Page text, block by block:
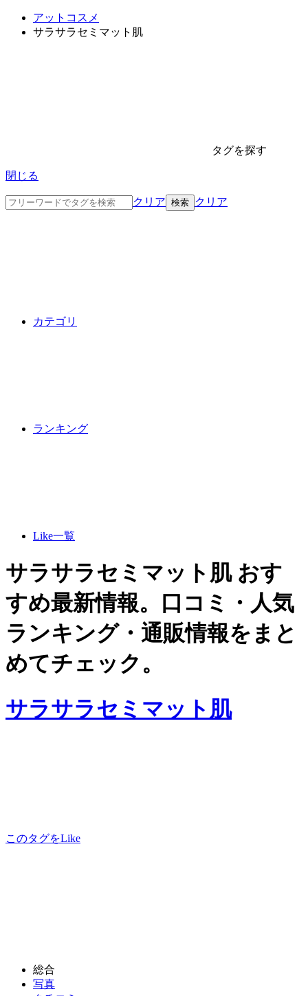
アットコスメ
サラサラセミマット肌
タグを探す
閉じる
クリア クリア
カテゴリ
ランキング
Like一覧
サラサラセミマット肌 おす
すめ最新情報。口コミ・人気
ランキング・通販情報をまと
めてチェック。
サラサラセミマット肌
このタグをLike
総合
写真